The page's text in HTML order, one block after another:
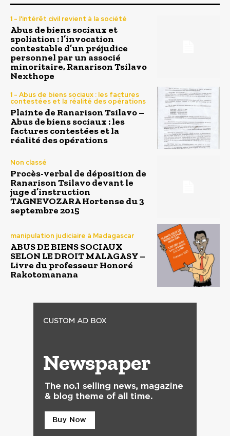
1 - l'intérêt civil revient à la société
Abus de biens sociaux et
spoliation : l’invocation
contestable d’un préjudice
personnel par un associé
minoritaire, Ranarison Tsilavo
Nexthope
1 - Abus de biens sociaux : les factures
contestées et la réalité des opérations
Plainte de Ranarison Tsilavo –
Abus de biens sociaux : les
factures contestées et la
réalité des opérations
Non classé
Procès-verbal de déposition de
Ranarison Tsilavo devant le
juge d’instruction
TAGNEVOZARA Hortense du 3
septembre 2015
manipulation judiciaire à Madagascar
ABUS DE BIENS SOCIAUX
SELON LE DROIT MALAGASY –
Livre du professeur Honoré
Rakotomanana